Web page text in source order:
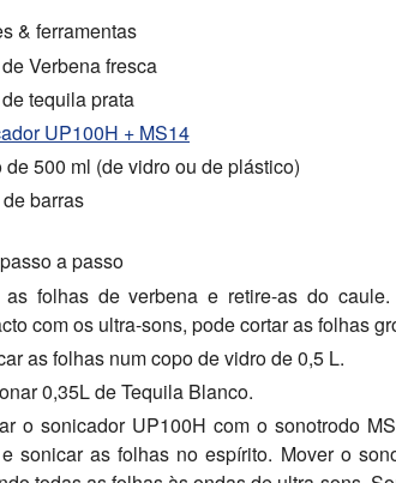
& ferramentas
Verbena fresca
tequila prata
UP100H + MS14
de 500 ml (de vidro ou de plástico)
barras
a passo
as folhas de verbena e retire-as do
com os ultra-sons, pode cortar as folhas
as folhas num copo de vidro de 0,5 L.
0,35L de Tequila Blanco.
o sonicador UP100H com o sonotrodo
sonicar as folhas no espírito. Mover o